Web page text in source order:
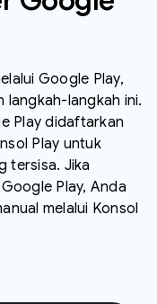
Google Play,
langkah-langkah ini.
Play didaftarkan
Play untuk
tersisa. Jika
Play, Anda
melalui Konsol